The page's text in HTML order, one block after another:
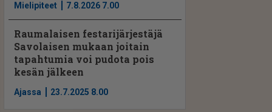
Mielipiteet 7.8.2026 7.00
Raumalaisen festarijärjestäjä
Savolaisen mukaan joitain
tapahtumia voi pudota pois
kesän jälkeen
Ajassa 23.7.2025 8.00